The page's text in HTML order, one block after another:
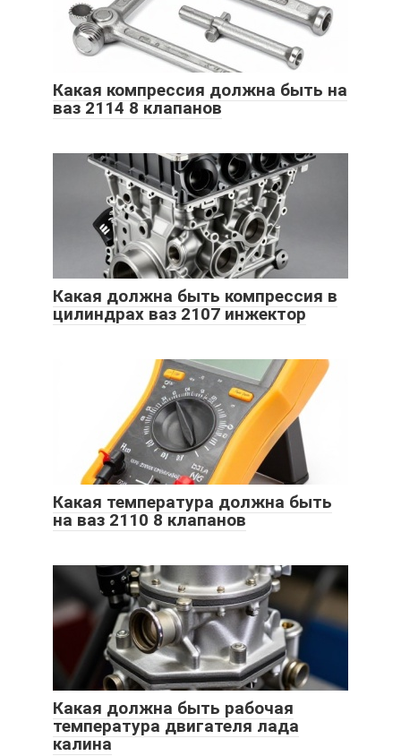
Какая компрессия должна быть на
ваз 2114 8 клапанов
Какая должна быть компрессия в
цилиндрах ваз 2107 инжектор
Какая температура должна быть
на ваз 2110 8 клапанов
Какая должна быть рабочая
температура двигателя лада
калина